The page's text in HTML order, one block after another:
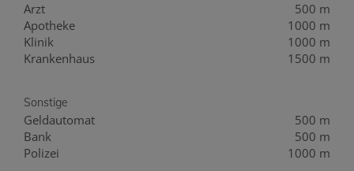
Arzt
500 m
Apotheke
1000 m
Klinik
1000 m
Krankenhaus
1500 m
Sonstige
Geldautomat
500 m
Bank
500 m
Polizei
1000 m